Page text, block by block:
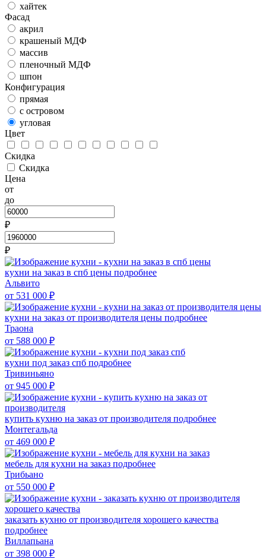
хайтек
Фасад
акрил
крашеный МДФ
массив
пленочный МДФ
шпон
Конфигурация
прямая
с островом
угловая
Цвет
Скидка
Скидка
Цена
от
до
₽
₽
кухни на заказ в спб цены подробнее
Альвито
от 531 000 ₽
кухни на заказ от производителя цены подробнее
Траона
от 588 000 ₽
кухни под заказ спб подробнее
Тривиньяно
от 945 000 ₽
купить кухню на заказ от производителя подробнее
Монтегальда
от 469 000 ₽
мебель для кухни на заказ подробнее
Трибьано
от 550 000 ₽
заказать кухню от производителя хорошего качества
подробнее
Виллапьана
от 398 000 ₽